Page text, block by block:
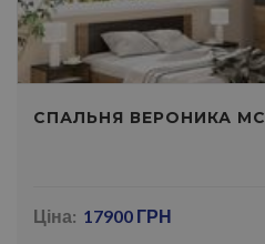
СПАЛЬНЯ ВЕРОНИКА МС
Ціна: 17900 ГРН